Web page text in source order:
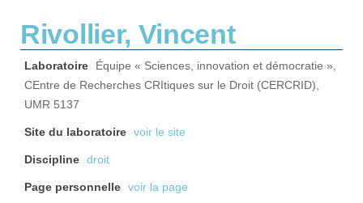
Rivollier, Vincent
Laboratoire
Équipe « Sciences, innovation et démocratie »,
CEntre de Recherches CRItiques sur le Droit (CERCRID),
UMR 5137
Site du laboratoire voir le site
Discipline droit
Page personnelle voir la page